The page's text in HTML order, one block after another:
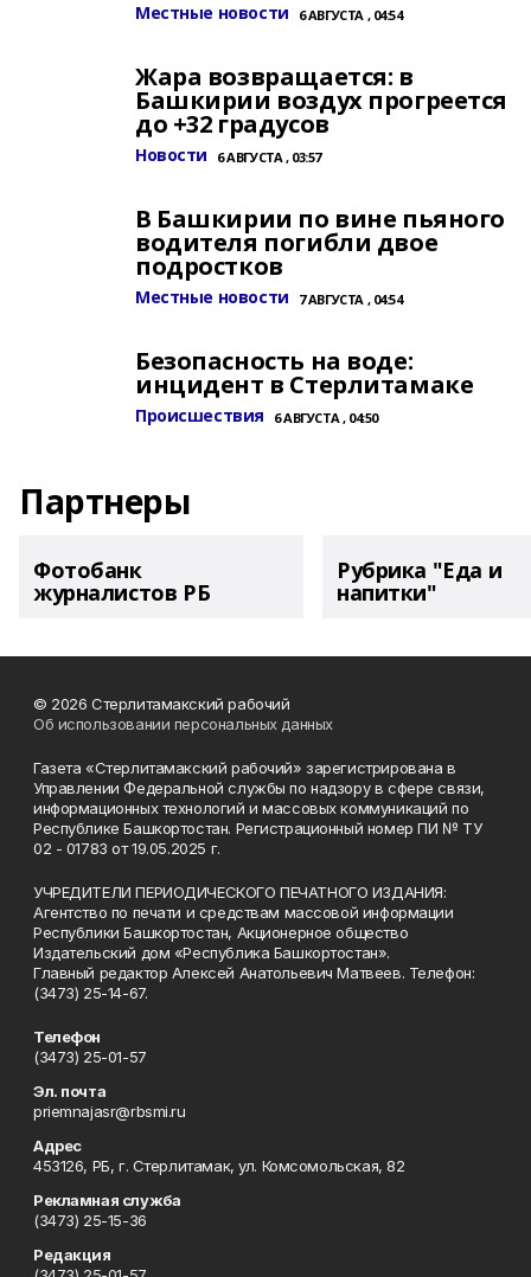
Местные новости 6 АВГУСТА , 04:54
Жара возвращается: в
Башкирии воздух прогреется
до +32 градусов
Новости 6 АВГУСТА , 03:57
В Башкирии по вине пьяного
водителя погибли двое
подростков
Местные новости 7 АВГУСТА , 04:54
Безопасность на воде:
инцидент в Стерлитамаке
Происшествия 6 АВГУСТА , 04:50
Партнеры
Фотобанк
журналистов РБ
Рубрика "Еда и
напитки"
© 2026 Стерлитамакский рабочий
Об использовании персональных данных
Газета «Стерлитамакский рабочий» зарегистрирована в
Управлении Федеральной службы по надзору в сфере связи,
информационных технологий и массовых коммуникаций по
Республике Башкортостан. Регистрационный номер ПИ № ТУ
02 - 01783 от 19.05.2025 г.
УЧРЕДИТЕЛИ ПЕРИОДИЧЕСКОГО ПЕЧАТНОГО ИЗДАНИЯ:
Агентство по печати и средствам массовой информации
Республики Башкортостан, Акционерное общество
Издательский дом «Республика Башкортостан».
Главный редактор Алексей Анатольевич Матвеев. Телефон:
(3473) 25-14-67.
Телефон
(3473) 25-01-57
Эл. почта
priemnajasr@rbsmi.ru
Адрес
453126, РБ, г. Стерлитамак, ул. Комсомольская, 82
Рекламная служба
(3473) 25-15-36
Редакция